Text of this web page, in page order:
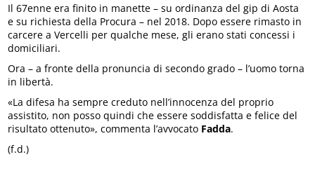
Il 67enne era finito in manette – su ordinanza del gip di Aosta
e su richiesta della Procura – nel 2018. Dopo essere rimasto in
carcere a Vercelli per qualche mese, gli erano stati concessi i
domiciliari.
Ora – a fronte della pronuncia di secondo grado – l’uomo torna
in libertà.
«La difesa ha sempre creduto nell’innocenza del proprio
assistito, non posso quindi che essere soddisfatta e felice del
risultato ottenuto», commenta l’avvocato Fadda.
(f.d.)